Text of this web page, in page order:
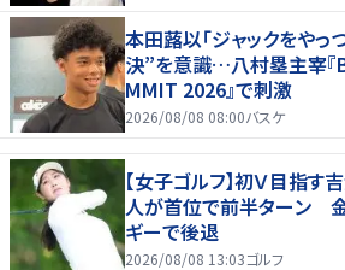
本田蕗以「ジャックをやっ
決”を意識…八村塁主宰『
MMIT 2026』で刺激
2026/08/08 08:00バスケ
【女子ゴルフ】初Ｖ目指す
人が首位で前半ターン
ギーで後退
2026/08/08 13:03ゴルフ